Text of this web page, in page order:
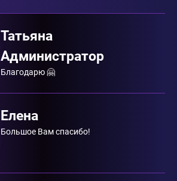
Татьяна
Администратор
Благодарю 🤗
Елена
Большое Вам спасибо!